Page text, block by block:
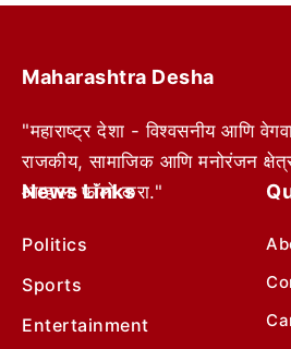
Maharashtra Desha
"महाराष्ट्र देशा - विश्वसनीय आणि
राजकीय, सामाजिक आणि मनोरंजन
आम्हाला फॉलो करा."
News Links
Politics
Sports
Entertainment